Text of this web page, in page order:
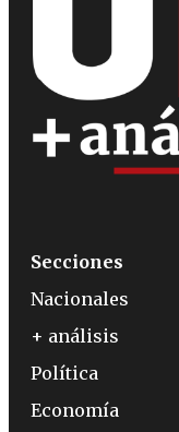
Secciones
Nacionales
+ análisis
Política
Economía